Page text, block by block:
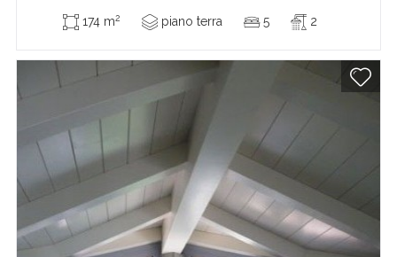
174 m2 piano terra 5 2